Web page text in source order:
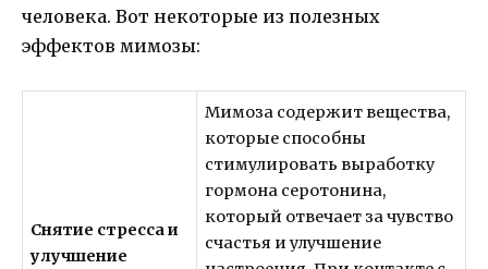
человека. Вот некоторые из полезных
эффектов мимозы:
Снятие стресса и
улучшение
Мимоза содержит вещества,
которые способны
стимулировать выработку
гормона серотонина,
который отвечает за чувство
счастья и улучшение